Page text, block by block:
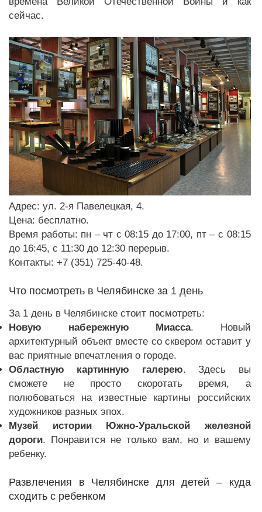
сейчас.
Адрес: ул. 2-я Павелецкая, 4.
Цена: бесплатно.
Время работы: пн – чт с 08:15 до 17:00, пт – с 08:15
до 16:45, с 11:30 до 12:30 перерыв.
Контакты: +7 (351) 725-40-48.
Что посмотреть в Челябинске за 1 день
За 1 день в Челябинске стоит посмотреть:
Новую набережную Миасса. Новый
архитектурный объект вместе со сквером оставит у
вас приятные впечатления о городе.
Областную картинную галерею. Здесь вы
сможете не просто скоротать время, а
полюбоваться на известные картины российских
художников разных эпох.
Музей истории Южно-Уральской железной
дороги. Понравится не только вам, но и вашему
ребенку.
Развлечения в Челябинске для детей – куда
сходить с ребенком